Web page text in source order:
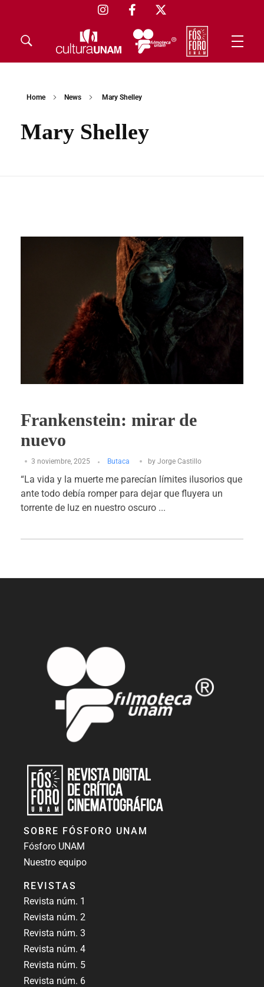
Home News Mary Shelley
Mary Shelley
Frankenstein: mirar de
nuevo
3 noviembre, 2025 Butaca by Jorge Castillo
“La vida y la muerte me parecían límites ilusorios que
ante todo debía romper para dejar que fluyera un
torrente de luz en nuestro oscuro ...
Revista Fósforo UNAM
SOBRE FÓSFORO UNAM
Fósforo UNAM
Nuestro equipo
REVISTAS
Revista núm. 1
Revista núm. 2
Revista núm. 3
Revista núm. 4
Revista núm. 5
Revista núm. 6